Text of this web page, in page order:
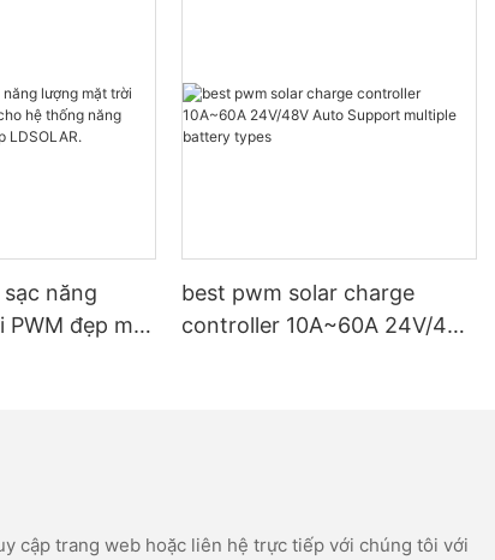
năng
đẹp mắt
best pwm solar charge
controller 10A~60A 24V/48V
cập trang web hoặc liên hệ trực tiếp với chúng tôi với